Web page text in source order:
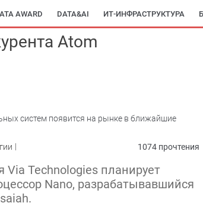
AWARD DATA&AI ИТ-ИНФРАСТРУКТУРА
Atom
систем появится на рынке в ближайшие
1074 прочтения
Technologies планирует
Nano, разрабатывавшийся